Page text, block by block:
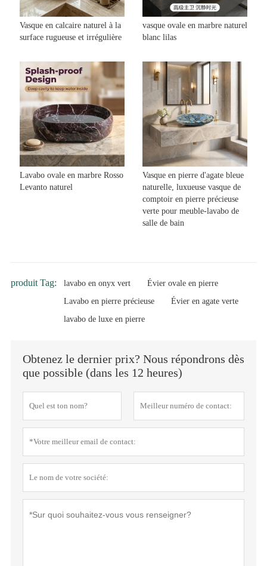
Vasque en calcaire naturel à la
surface rugueuse et irrégulière
vasque ovale en marbre naturel
blanc lilas
Lavabo ovale en marbre Rosso
Levanto naturel
Vasque en pierre d'agate bleue
naturelle, luxueuse vasque de
comptoir en pierre précieuse
verte pour meuble-lavabo de
salle de bain
produit Tag: lavabo en onyx vert
Évier ovale en pierre
Lavabo en pierre précieuse
Évier en agate verte
lavabo de luxe en pierre
Obtenez le dernier prix? Nous répondrons dès
que possible (dans les 12 heures)